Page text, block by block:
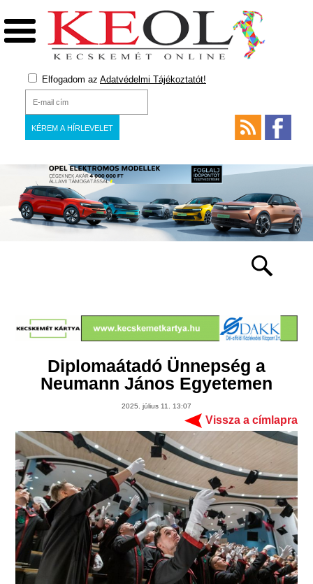
Elfogadom az Adatvédelmi Tájékoztatót!
Diplomaátadó Ünnepség a
Neumann János Egyetemen
2025. július 11. 13:07
Vissza a címlapra